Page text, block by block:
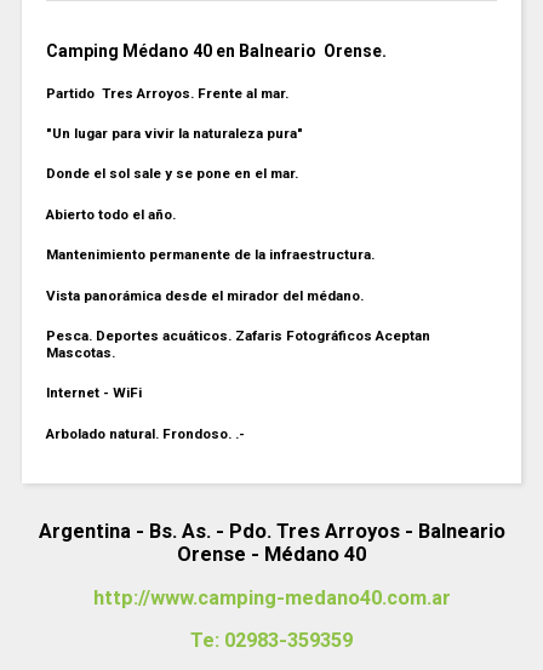
Camping Médano 40 en Balneario Orense.
Partido Tres Arroyos. Frente al mar.
"Un lugar para vivir la naturaleza pura"
Donde el sol sale y se pone en el mar.
Abierto todo el año.
Mantenimiento permanente de la infraestructura.
Vista panorámica desde el mirador del médano.
Pesca. Deportes acuáticos. Zafaris Fotográficos Aceptan
Mascotas.
Internet - WiFi
Arbolado natural. Frondoso. .-
Argentina - Bs. As. - Pdo. Tres Arroyos - Balneario
Orense - Médano 40
http://www.camping-medano40.com.ar
Te: 02983-359359